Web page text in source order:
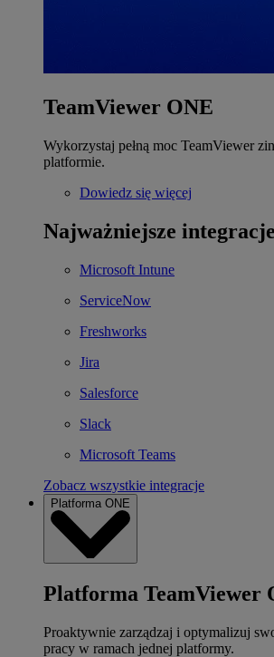
TeamViewer ONE
Wykorzystaj pełną moc TeamViewer
platformie.
Dowiedz się więcej
Najważniejsze integracje
Microsoft Intune
ServiceNow
Freshworks
Jira
Salesforce
Slack
Microsoft Teams
Zobacz wszystkie integracje
Platforma ONE
Platforma TeamViewer
Proaktywnie zarządzaj i optymalizuj
pracy w ramach jednej platformy.